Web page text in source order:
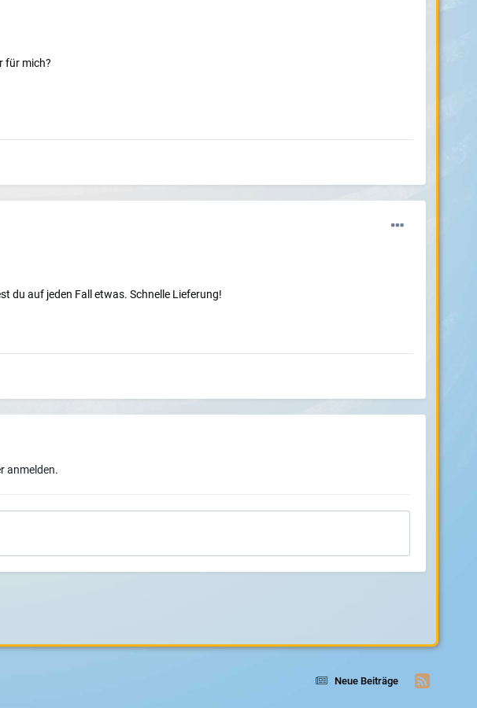
für mich?
du auf jeden Fall etwas. Schnelle Lieferung!
anmelden.
Neue Beiträge